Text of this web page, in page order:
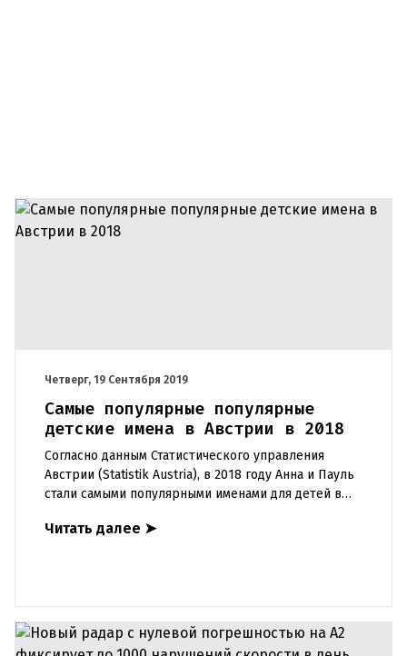
Четверг, 19 Сентября 2019
Самые популярные популярные
детские имена в Австрии в 2018
Согласно данным Статистического управления
Австрии (Statistik Austria), в 2018 году Анна и Пауль
стали самыми популярными именами для детей в
739 девоче
Читать далее ➤